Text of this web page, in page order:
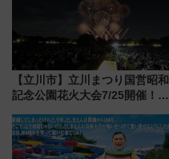
【立川市】立川まつり国営昭和
記念公園花火大会7/25開催！
混雑に要注意、その理由は